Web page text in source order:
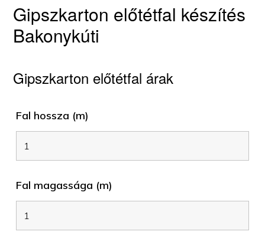
Gipszkarton előtétfal készítés
Bakonykúti
Gipszkarton előtétfal árak
Fal hossza (m)
Fal magassága (m)